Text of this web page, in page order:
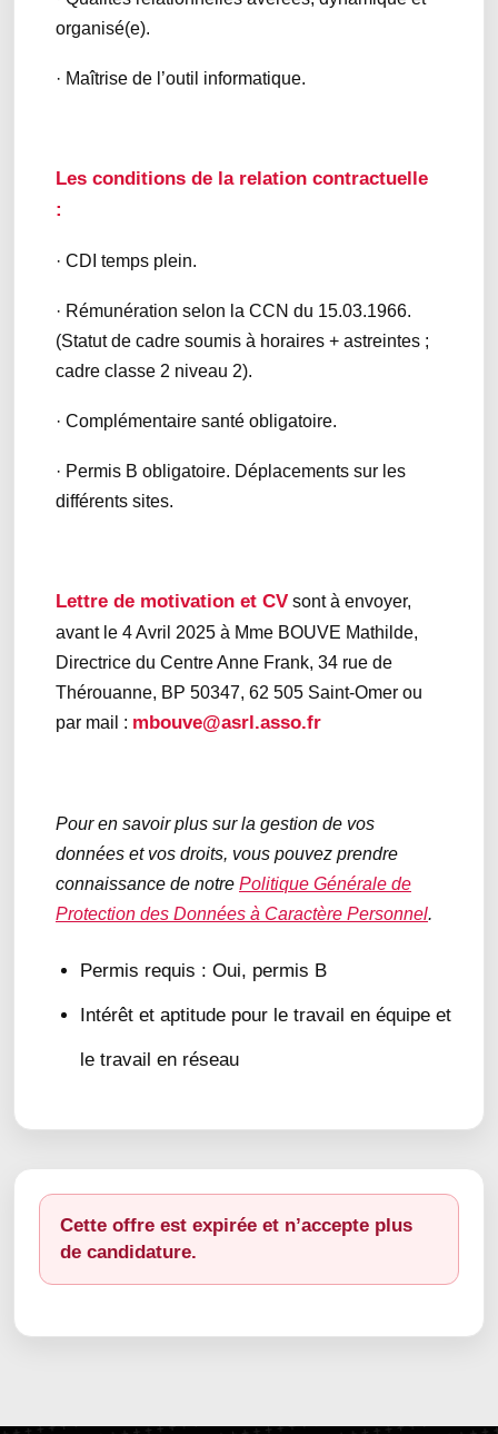
organisé(e).
· Maîtrise de l’outil informatique.
Les conditions de la relation contractuelle
:
· CDI temps plein.
· Rémunération selon la CCN du 15.03.1966.
(Statut de cadre soumis à horaires + astreintes ;
cadre classe 2 niveau 2).
· Complémentaire santé obligatoire.
· Permis B obligatoire. Déplacements sur les
différents sites.
Lettre de motivation et CV sont à envoyer,
avant le 4 Avril 2025 à Mme BOUVE Mathilde,
Directrice du Centre Anne Frank, 34 rue de
Thérouanne, BP 50347, 62 505 Saint-Omer ou
par mail : mbouve@asrl.asso.fr
Pour en savoir plus sur la gestion de vos
données et vos droits, vous pouvez prendre
connaissance de notre Politique Générale de
Protection des Données à Caractère Personnel.
Permis requis : Oui, permis B
Intérêt et aptitude pour le travail en équipe et
le travail en réseau
Cette offre est expirée et n’accepte plus
de candidature.